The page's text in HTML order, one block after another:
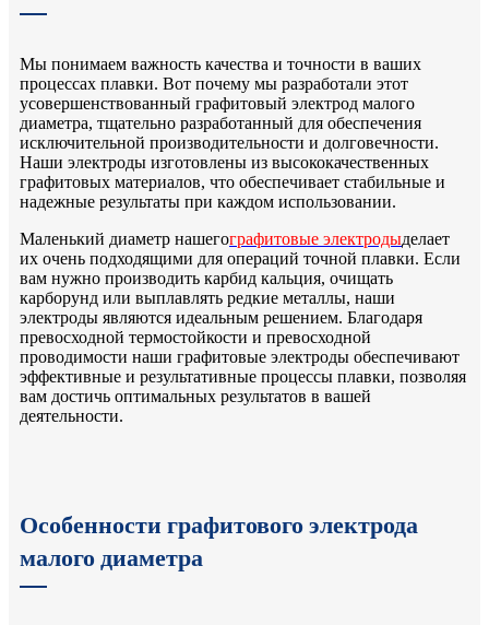
Мы понимаем важность качества и точности в ваших
процессах плавки. Вот почему мы разработали этот
усовершенствованный графитовый электрод малого
диаметра, тщательно разработанный для обеспечения
исключительной производительности и долговечности.
Наши электроды изготовлены из высококачественных
графитовых материалов, что обеспечивает стабильные и
надежные результаты при каждом использовании.
Маленький диаметр нашегографитовые электродыделает
их очень подходящими для операций точной плавки. Если
вам нужно производить карбид кальция, очищать
карборунд или выплавлять редкие металлы, наши
электроды являются идеальным решением. Благодаря
превосходной термостойкости и превосходной
проводимости наши графитовые электроды обеспечивают
эффективные и результативные процессы плавки, позволяя
вам достичь оптимальных результатов в вашей
деятельности.
Особенности графитового электрода
малого диаметра